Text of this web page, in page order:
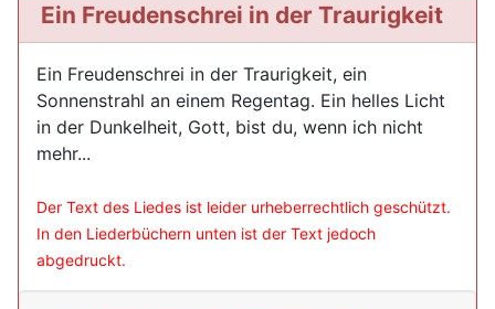
Ein Freudenschrei in der Traurigkeit
Ein Freudenschrei in der Traurigkeit, ein
Sonnenstrahl an einem Regentag. Ein helles Licht
in der Dunkelheit, Gott, bist du, wenn ich nicht
mehr...
Der Text des Liedes ist leider urheberrechtlich geschützt.
In den Liederbüchern unten ist der Text jedoch
abgedruckt.